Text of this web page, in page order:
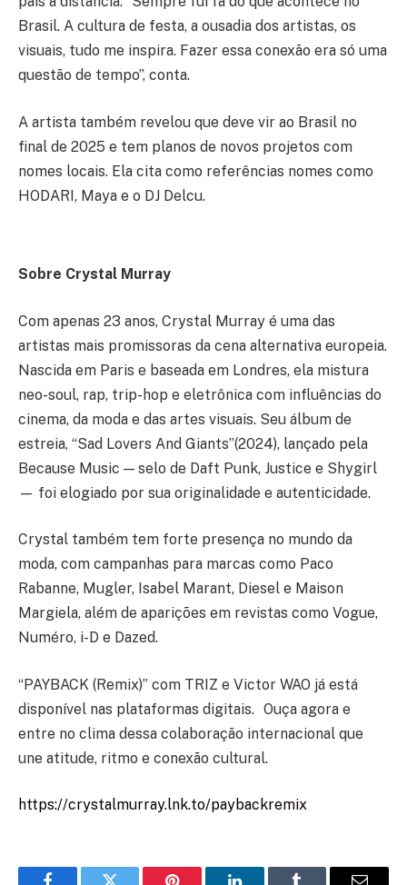
Brasil. A cultura de festa, a ousadia dos artistas, os
visuais, tudo me inspira. Fazer essa conexão era só uma
questão de tempo”, conta.
A artista também revelou que deve vir ao Brasil no
final de 2025 e tem planos de novos projetos com
nomes locais. Ela cita como referências nomes como
HODARI, Maya e o DJ Delcu.
Sobre Crystal Murray
Com apenas 23 anos, Crystal Murray é uma das
artistas mais promissoras da cena alternativa europeia.
Nascida em Paris e baseada em Londres, ela mistura
neo-soul, rap, trip-hop e eletrônica com influências do
cinema, da moda e das artes visuais. Seu álbum de
estreia, “Sad Lovers And Giants”(2024), lançado pela
Because Music — selo de Daft Punk, Justice e Shygirl
— foi elogiado por sua originalidade e autenticidade.
Crystal também tem forte presença no mundo da
moda, com campanhas para marcas como Paco
Rabanne, Mugler, Isabel Marant, Diesel e Maison
Margiela, além de aparições em revistas como Vogue,
Numéro, i-D e Dazed.
“PAYBACK (Remix)” com TRIZ e Victor WAO já está
disponível nas plataformas digitais. Ouça agora e
entre no clima dessa colaboração internacional que
une atitude, ritmo e conexão cultural.
https://crystalmurray.lnk.to/paybackremix